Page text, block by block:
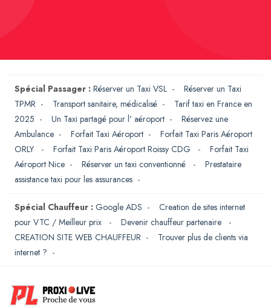
Spécial Passager : Réserver un Taxi VSL - Réserver un Taxi
TPMR - Transport sanitaire, médicalisé - Tarif taxi en France en
2025 - Un Taxi partagé pour l' aéroport - Réservez une
Ambulance - Forfait Taxi Aéroport - Forfait Taxi Paris Aéroport
ORLY
- Forfait Taxi Paris Aéroport Roissy CDG - Forfait Taxi
Aéroport Nice - Réserver un taxi conventionné - Prestataire
assistance taxi pour les assurances -
Spécial Chauffeur : Google ADS - Creation de sites internet
pour VTC / Meilleur prix
- Devenir chauffeur partenaire
-
CREATION SITE WEB CHAUFFEUR - Trouver plus de clients via
internet ? -